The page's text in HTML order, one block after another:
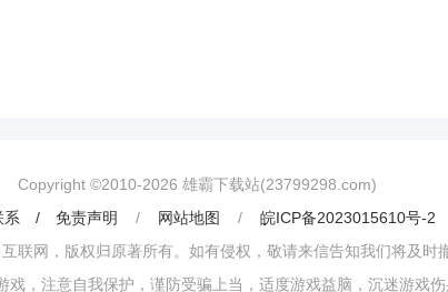
Copyright ©2010-2026 雄霸下载站(23799298.com)
系 / 免责声明
/ 网站地图 /
皖ICP备2023015610号-2
联网，版权归原著所有。如有侵权，敬请来信告知我们将及时
戏，注意自我保护，谨防受骗上当，适度游戏益脑，沉迷游戏